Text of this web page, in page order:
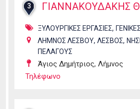
3 ΓΙΑΝΝΑΚΟΥΔΑΚΗΣ
ΞΥΛΟΥΡΓΙΚΕΣ ΕΡΓΑΣΙΕΣ,
ΛΗΜΝΟΣ ΛΕΣΒΟΥ, ΛΕΣΒΟΣ,
ΠΕΛΑΓΟΥΣ
Άγιος Δημήτριος, Λήμνος
Τηλέφωνο